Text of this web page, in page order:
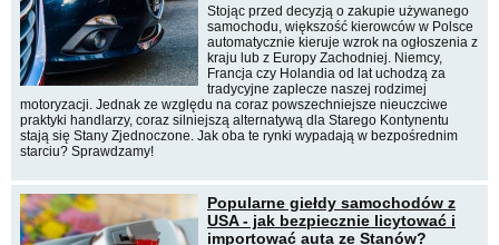
Stojąc przed decyzją o zakupie używanego
samochodu, większość kierowców w Polsce
automatycznie kieruje wzrok na ogłoszenia z
kraju lub z Europy Zachodniej. Niemcy,
Francja czy Holandia od lat uchodzą za
tradycyjne zaplecze naszej rodzimej
motoryzacji. Jednak ze względu na coraz powszechniejsze nieuczciwe
praktyki handlarzy, coraz silniejszą alternatywą dla Starego Kontynentu
stają się Stany Zjednoczone. Jak oba te rynki wypadają w bezpośrednim
starciu? Sprawdzamy!
Popularne giełdy samochodów z
USA - jak bezpiecznie licytować i
importować auta ze Stanów?